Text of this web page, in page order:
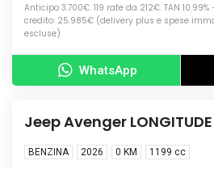
Anticipo 3.700€. 119 rate da 212€. TAN 10.99%
credito: 25.985€ (delivery plus e spese
escluse)
WhatsApp
KM0
Info
Jeep Avenger LONGITUDE
BENZINA 2026 0 KM 1199 cc